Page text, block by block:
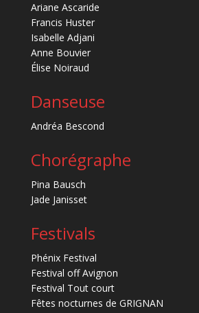
Ariane Ascaride
Francis Huster
Isabelle Adjani
Anne Bouvier
Élise Noiraud
Danseuse
Andréa Bescond
Chorégraphe
Pina Bausch
Jade Janisset
Festivals
Phénix Festival
Festival off Avignon
Festival Tout court
Fêtes nocturnes de GRIGNAN